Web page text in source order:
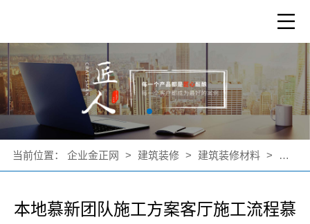
当前位置： 企业金正网 > 建筑装修 > 建筑装修材料 > 公司
本地慕新团队施工方案客厅施工流程慕